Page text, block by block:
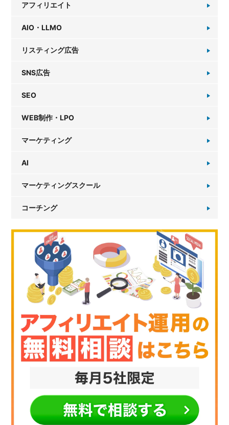
アフィリエイト
AIO・LLMO
リスティング広告
SNS広告
SEO
WEB制作・LPO
マーケティング
AI
マーケティングスクール
コーチング